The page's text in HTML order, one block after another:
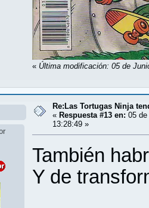
« Última modificación: 05 de
Re:Las Tortugas Ninja
« Respuesta #13 en: 05
13:28:49 »
También
Y de